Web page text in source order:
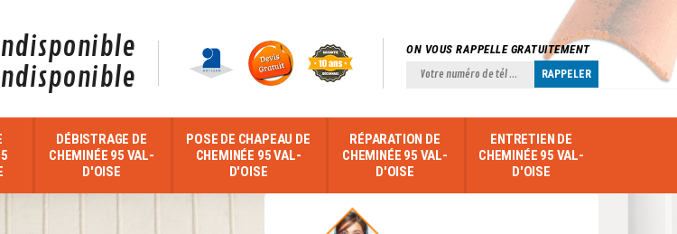
ON VOUS RAPPELLE GRATUITEMENT
DÉBISTRAGE DE
CHEMINÉE 95 VAL-
D'OISE
POSE DE CHAPEAU DE
CHEMINÉE 95 VAL-
D'OISE
RÉPARATION DE
CHEMINÉE 95 VAL-
D'OISE
ENTRETIEN DE
CHEMINÉE 95 VAL-
D'OISE